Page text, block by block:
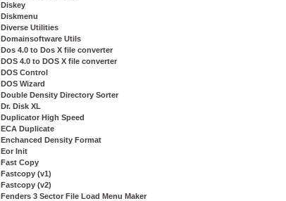
Diskey
Diskmenu
Diverse Utilities
Domainsoftware Utils
Dos 4.0 to Dos X file converter
DOS 4.0 to DOS X file converter
DOS Control
DOS Wizard
Double Density Directory Sorter
Dr. Disk XL
Duplicator High Speed
ECA Duplicate
Enchanced Density Format
Eor Init
Fast Copy
Fastcopy (v1)
Fastcopy (v2)
Fenders 3 Sector File Load Menu Maker